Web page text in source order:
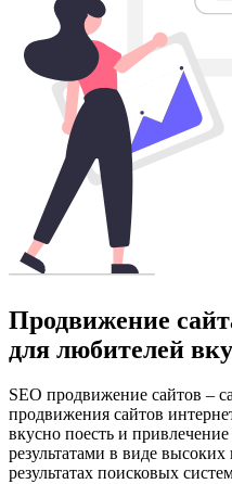
Продвижение
для любителей
SEO продвижение сайтов –
продвижения сайтов
вкусно поесть и
результатами в виде
результатах поисковых